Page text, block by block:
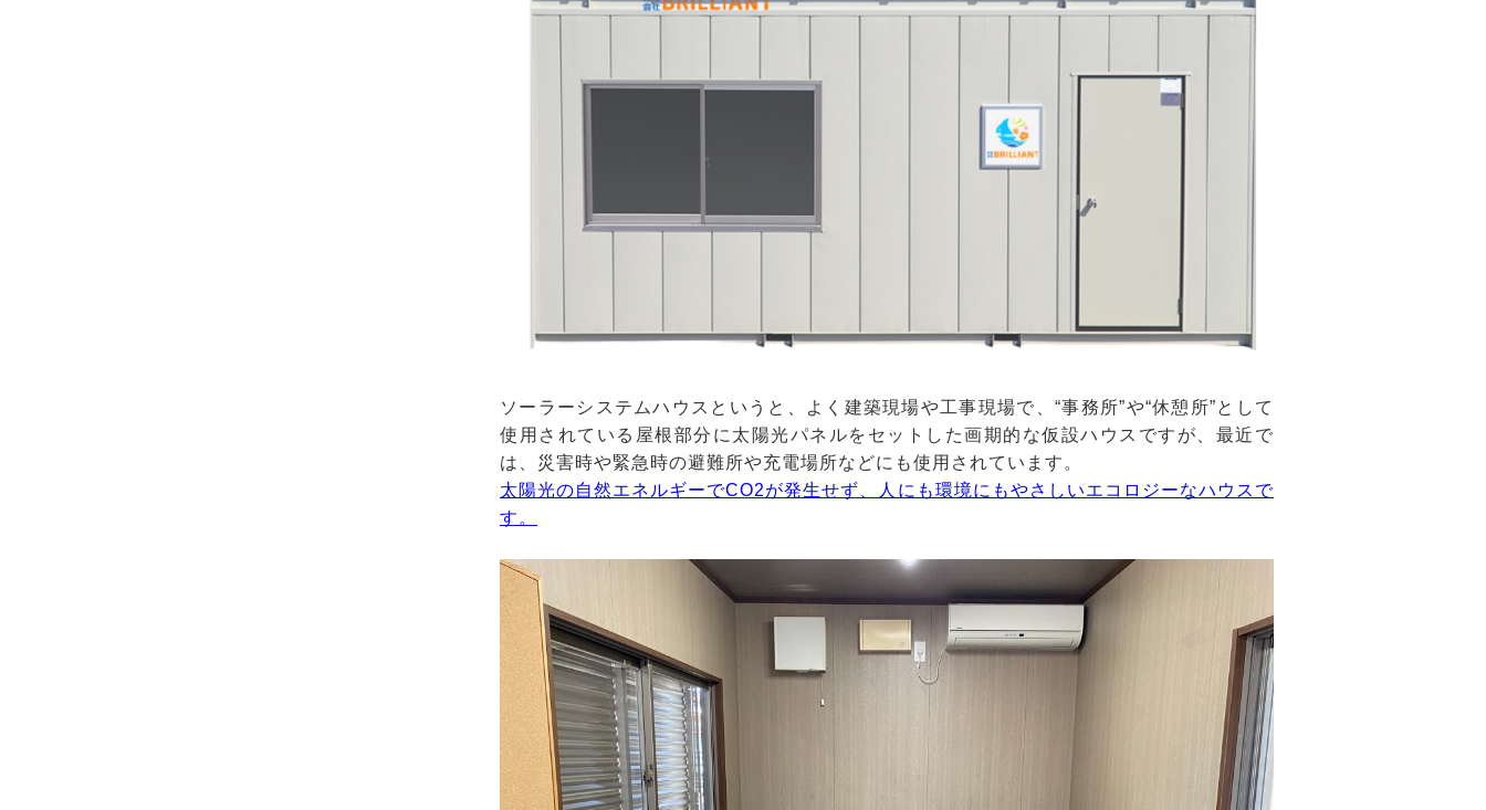
ソーラーシステムハウスというと、よく建築現場や工事現場で、“事務所”や“休憩所”として
使用されている屋根部分に太陽光パネルをセットした画期的な仮設ハウスですが、最近で
は、災害時や緊急時の避難所や充電場所などにも使用されています。
太陽光の自然エネルギーでCO2が発生せず、人にも環境にもやさしいエコロジーなハウスで
す。